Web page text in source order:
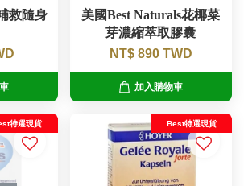
救隨身
美國Best Naturals花椰菜
芽濃縮萃取膠囊
NT$ 890 TWD
加入購物車
特選現貨 Best特選現貨